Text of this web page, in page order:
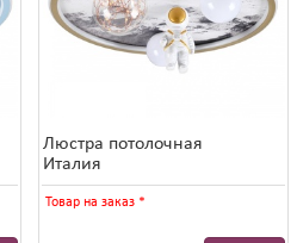
Люстра потолочная
Италия
Товар на заказ *